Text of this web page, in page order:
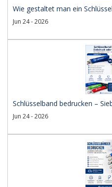
Wie gestaltet man ein
Jun 24 - 2026
Schlüsselband bedrucken –
Jun 24 - 2026